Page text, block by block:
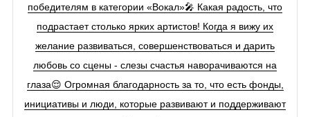
победителям в категории «Вокал»🎤 Какая радость, что
подрастает столько ярких артистов! Когда я вижу их
желание развиваться, совершенствоваться и дарить
любовь со сцены - слезы счастья наворачиваются на
глаза😌 Огромная благодарность за то, что есть фонды,
инициативы и люди, которые развивают и поддерживают